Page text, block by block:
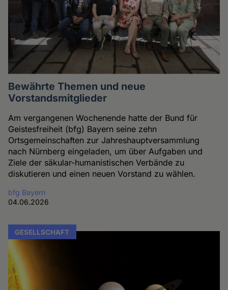
Bewährte Themen und neue
Vorstandsmitglieder
Am vergangenen Wochenende hatte der Bund für
Geistesfreiheit (bfg) Bayern seine zehn
Ortsgemeinschaften zur Jahreshauptversammlung
nach Nürnberg eingeladen, um über Aufgaben und
Ziele der säkular-humanistischen Verbände zu
diskutieren und einen neuen Vorstand zu wählen.
bfg Bayern
04.06.2026
GESELLSCHAFT